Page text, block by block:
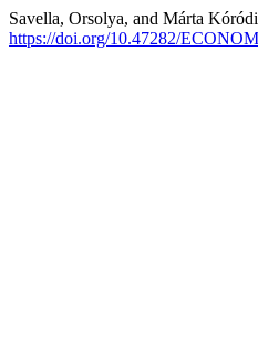
Savella, Orsolya, and Márta
https://doi.org/10.47282/